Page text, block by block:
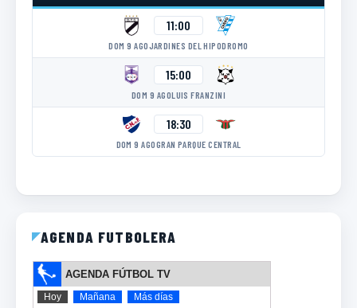
11:00
DOM 9 AGOJARDINES DEL HIPODROMO
15:00
DOM 9 AGOLUIS FRANZINI
18:30
DOM 9 AGOGRAN PARQUE CENTRAL
AGENDA FUTBOLERA